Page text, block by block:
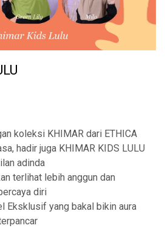
koleksi KHIMAR dari ETHICA
hadir juga KHIMAR KIDS LULU
adinda
terlihat lebih anggun dan
diri
Eksklusif yang bakal bikin aura